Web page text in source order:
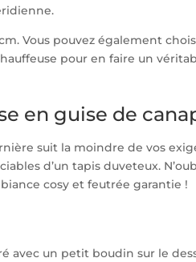
Vous pouvez également
pour en faire un
en guise de
suit la moindre de vos
d’un tapis duveteux.
cosy et feutrée garantie !
avec un petit boudin sur le